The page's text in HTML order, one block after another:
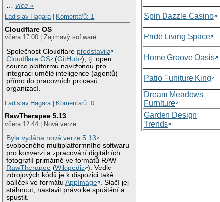
…více »
Ladislav Hagara
Komentářů: 1
Cloudflare OS
včera 17:00 | Zajímavý software
Společnost Cloudflare představila
Cloudflare OS
(GitHub ), tj. open
source platformu navrženou pro
integraci umělé inteligence (agentů)
přímo do pracovních procesů
organizací.
Ladislav Hagara
Komentářů: 0
RawTherapee 5.13
včera 12:44 | Nová verze
Byla vydána nová verze 5.13
svobodného multiplatformního softwaru
pro konverzi a zpracování digitálních
fotografií primárně ve formátů RAW
RawTherapee (Wikipedie ). Vedle
zdrojových kódů je k dispozici také
balíček ve formátuAppImage . Stačí jej
stáhnout, nastavit právo ke spuštění a
spustit.
Spin Dazzle Casino
Pride Living Space
Home Groove Oasis
Patio Funiture King
Dream Meadows
Furniture
Garden Design
Trends